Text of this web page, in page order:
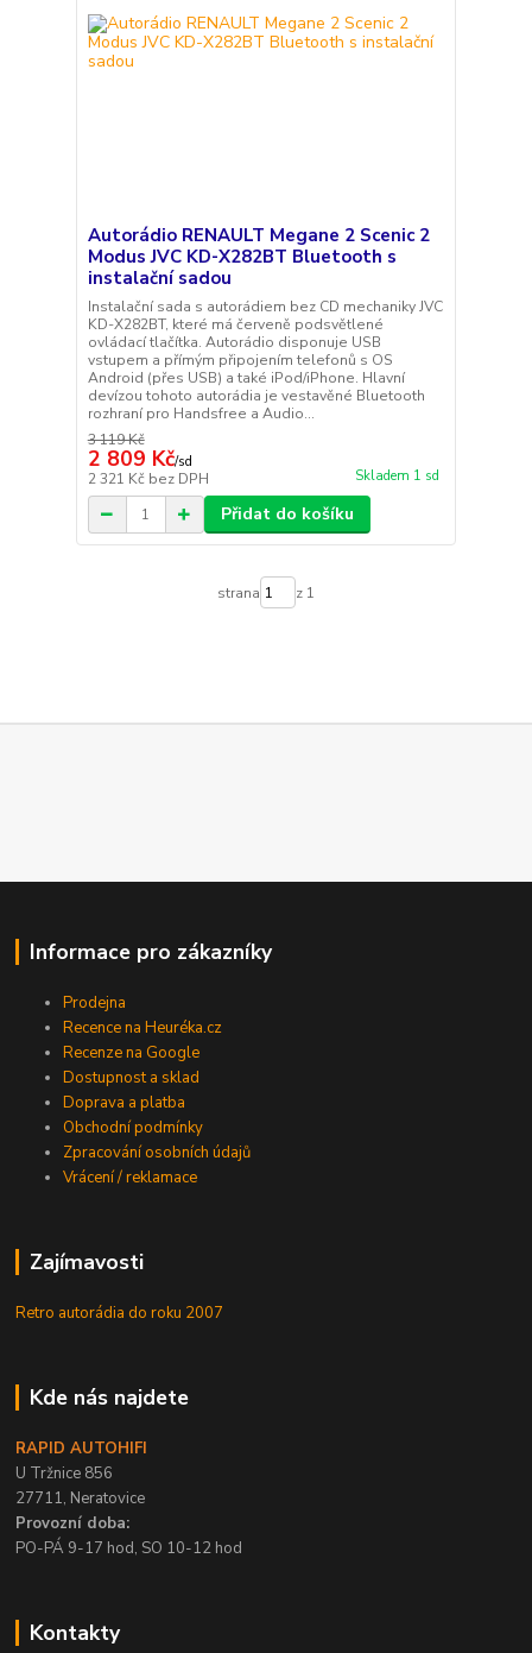
Autorádio RENAULT Megane 2 Scenic 2
Modus JVC KD-X282BT Bluetooth s
instalační sadou
Instalační sada s autorádiem bez CD mechaniky JVC
KD-X282BT, které má červeně podsvětlené
ovládací tlačítka. Autorádio disponuje USB
vstupem a přímým připojením telefonů s OS
Android (přes USB) a také iPod/iPhone. Hlavní
devízou tohoto autorádia je vestavěné Bluetooth
rozhraní pro Handsfree a Audio...
3 119 Kč
2 809 Kč/sd
2 321 Kč bez DPH Skladem 1 sd
Přidat do košíku
strana z 1
Informace pro zákazníky
Prodejna
Recence na Heuréka.cz
Recenze na Google
Dostupnost a sklad
Doprava a platba
Obchodní podmínky
Zpracování osobních údajů
Vrácení / reklamace
Zajímavosti
Retro autorádia do roku 2007
Kde nás najdete
RAPID AUTOHIFI
U Tržnice 856
27711, Neratovice
Provozní doba:
PO-PÁ 9-17 hod, SO 10-12 hod
Kontakty